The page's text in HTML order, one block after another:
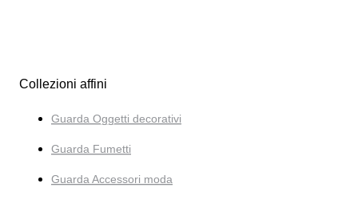
Collezioni affini
Guarda Oggetti decorativi
Guarda Fumetti
Guarda Accessori moda